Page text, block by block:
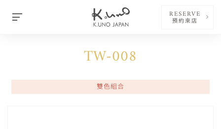
RESERVE
預約來店
TW-008
雙色組合